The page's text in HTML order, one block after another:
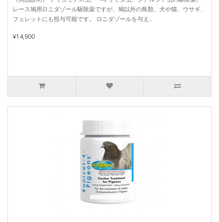
レース鳩用ロニダゾール駆除薬ですが、鳩以外の鳥類、犬や猫、ウサギ、
フェレットにも投与可能です。 ロニダゾールを与え..
¥14,900